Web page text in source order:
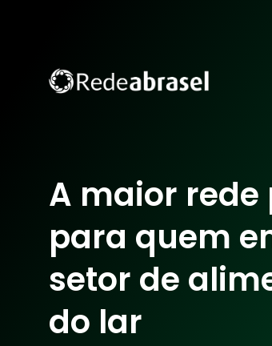
A maior
para quem
setor de
do lar